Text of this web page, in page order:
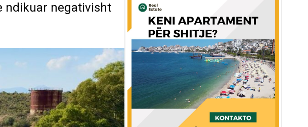
ndikuar negativisht